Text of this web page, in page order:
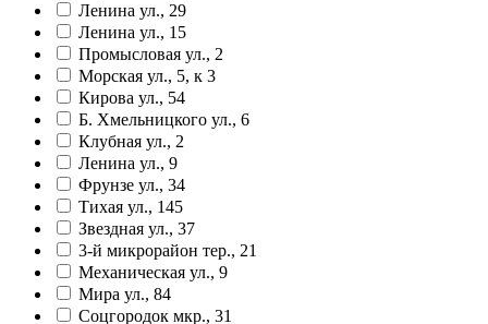
Ленина ул., 29
Ленина ул., 15
Промысловая ул., 2
Морская ул., 5, к 3
Кирова ул., 54
Б. Хмельницкого ул., 6
Клубная ул., 2
Ленина ул., 9
Фрунзе ул., 34
Тихая ул., 145
Звездная ул., 37
3-й микрорайон тер., 21
Механическая ул., 9
Мира ул., 84
Соцгородок мкр., 31